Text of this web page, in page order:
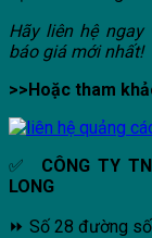
Hãy liên hệ
báo giá mới nhất!
>>Hoặc tham
✅ CÔNG TY
LONG
⏩ Số 28 đường